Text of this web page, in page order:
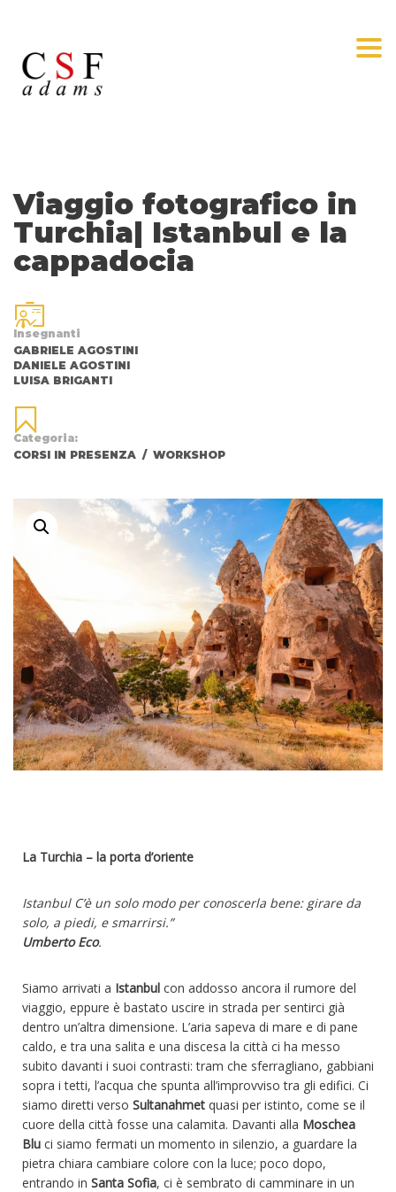
Viaggio fotografico in
Turchia| Istanbul e la
cappadocia
Insegnanti
GABRIELE AGOSTINI
DANIELE AGOSTINI
LUISA BRIGANTI
Categoria:
CORSI IN PRESENZA / WORKSHOP
La Turchia – la porta d’oriente
Istanbul C’è un solo modo per conoscerla bene: girare da
solo, a piedi, e smarrirsi.”
Umberto Eco.
Siamo arrivati a Istanbul con addosso ancora il rumore del
viaggio, eppure è bastato uscire in strada per sentirci già
dentro un’altra dimensione. L’aria sapeva di mare e di pane
caldo, e tra una salita e una discesa la città ci ha messo
subito davanti i suoi contrasti: tram che sferragliano, gabbiani
sopra i tetti, l’acqua che spunta all’improvviso tra gli edifici. Ci
siamo diretti verso Sultanahmet quasi per istinto, come se il
cuore della città fosse una calamita. Davanti alla Moschea
Blu ci siamo fermati un momento in silenzio, a guardare la
pietra chiara cambiare colore con la luce; poco dopo,
entrando in Santa Sofia, ci è sembrato di camminare in un